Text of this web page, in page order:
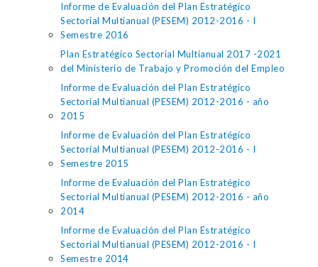
Informe de Evaluación del Plan Estratégico
Sectorial Multianual (PESEM) 2012-2016 - I
Semestre 2016
Plan Estratégico Sectorial Multianual 2017 -2021
del Ministerio de Trabajo y Promoción del Empleo
Informe de Evaluación del Plan Estratégico
Sectorial Multianual (PESEM) 2012-2016 - año
2015
Informe de Evaluación del Plan Estratégico
Sectorial Multianual (PESEM) 2012-2016 - I
Semestre 2015
Informe de Evaluación del Plan Estratégico
Sectorial Multianual (PESEM) 2012-2016 - año
2014
Informe de Evaluación del Plan Estratégico
Sectorial Multianual (PESEM) 2012-2016 - I
Semestre 2014